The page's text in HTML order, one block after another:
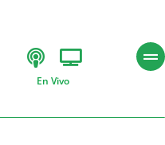
En Vivo